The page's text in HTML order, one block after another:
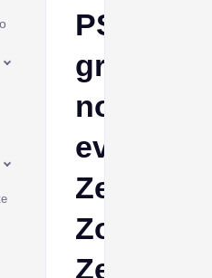
PS5
grátis
no
evento
Zenless
Zone
Zero